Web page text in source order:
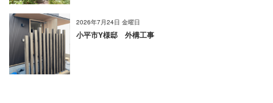
2026年7月24日 金曜日
小平市Y様邸 外構工事